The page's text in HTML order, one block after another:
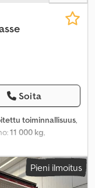
Soita
toiminnallisuus,
11 000 kg,
10 800 mm,
2 620 mm ,
valkoinen
Pieni ilmoitus